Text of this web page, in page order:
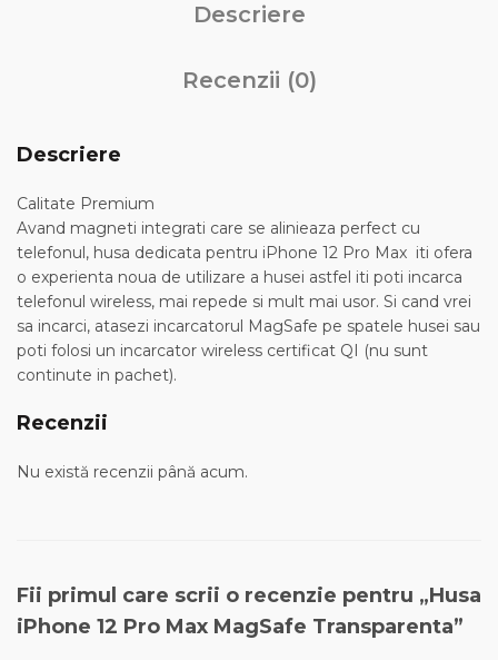
Descriere
Recenzii (0)
Descriere
Calitate Premium
Avand magneti integrati care se alinieaza perfect cu
telefonul, husa dedicata pentru iPhone 12 Pro Max iti ofera
o experienta noua de utilizare a husei astfel iti poti incarca
telefonul wireless, mai repede si mult mai usor. Si cand vrei
sa incarci, atasezi incarcatorul MagSafe pe spatele husei sau
poti folosi un incarcator wireless certificat QI (nu sunt
continute in pachet).
Recenzii
Nu există recenzii până acum.
Fii primul care scrii o recenzie pentru „Husa
iPhone 12 Pro Max MagSafe Transparenta”